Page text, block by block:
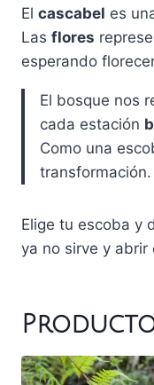
El cascabel es
Las flores
esperando
El bosque nos
cada estación
Como una
transformación.
Elige tu escoba y
ya no sirve y abrir